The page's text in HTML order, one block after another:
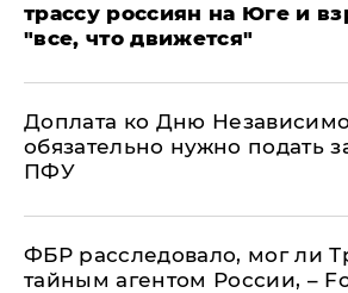
трассу россиян на Юге и
"все, что движется"
Доплата ко Дню
обязательно нужно подать
ПФУ
ФБР расследовало, мог ли
тайным агентом России, –